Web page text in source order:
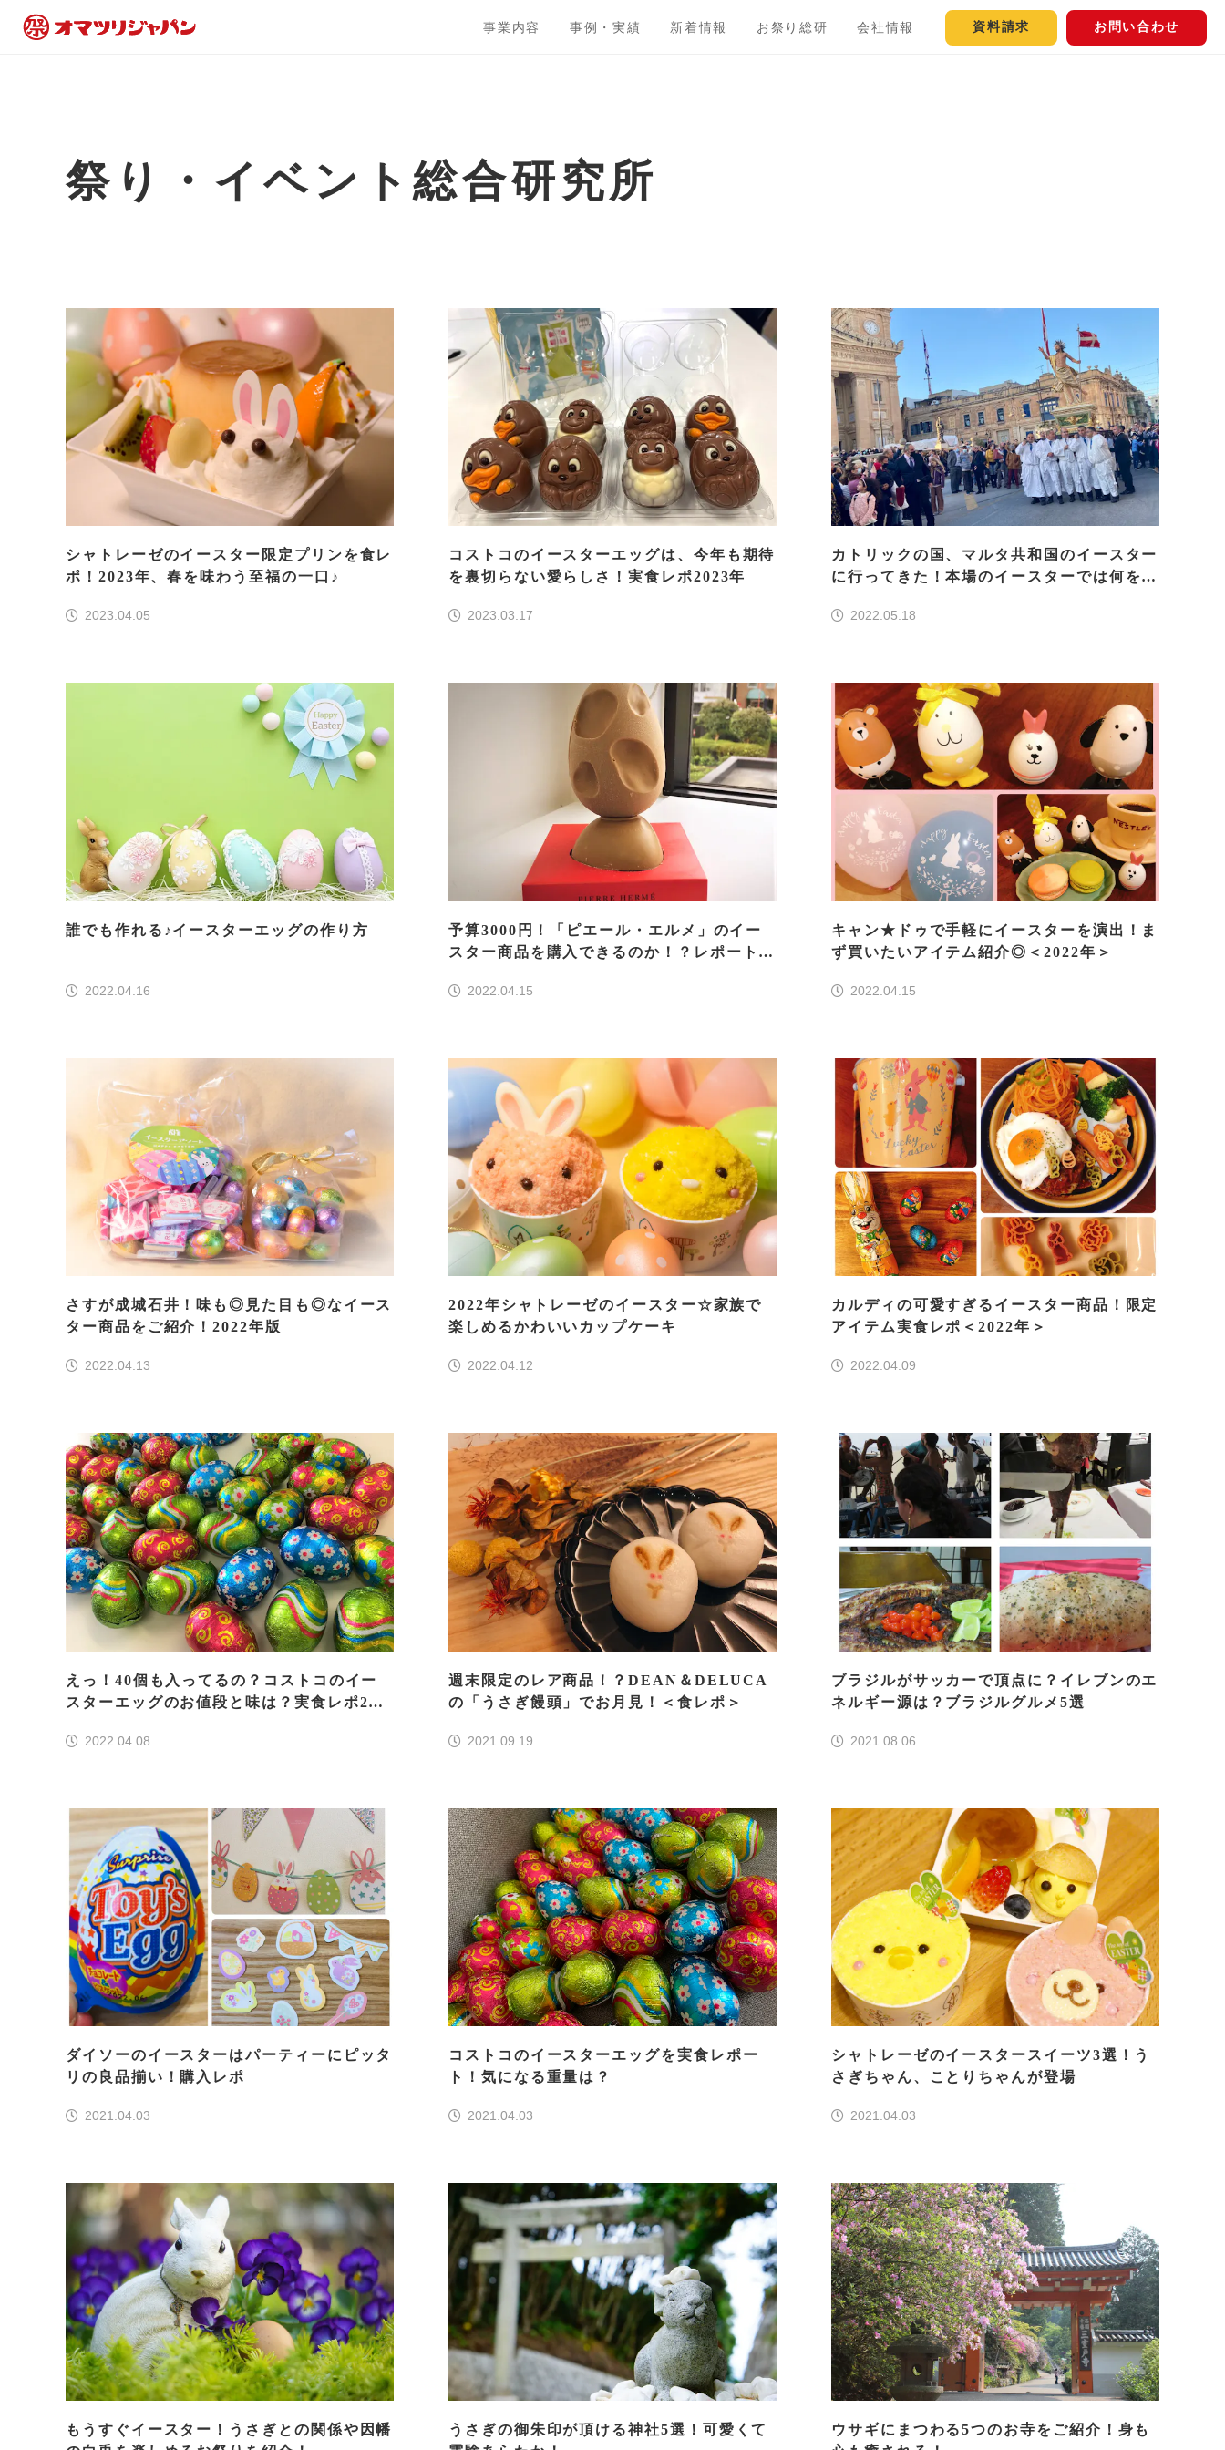
事業内容 事例・実績 新着情報 お祭り総研 会社情報 資料請求 お問い合わせ
祭り・イベント総合研究所
シャトレーゼのイースター限定プリンを食レ
ポ！2023年、春を味わう至福の一口♪
2023.04.05
コストコのイースターエッグは、今年も期待
を裏切らない愛らしさ！実食レポ2023年
2023.03.17
カトリックの国、マルタ共和国のイースター
に行ってきた！本場のイースターでは何をす
2022.05.18
誰でも作れる♪イースターエッグの作り方
2022.04.16
予算3000円！「ピエール・エルメ」のイー
スター商品を購入できるのか！？レポート-2
2022.04.15
キャン★ドゥで手軽にイースターを演出！ま
ず買いたいアイテム紹介◎＜2022年＞
2022.04.15
さすが成城石井！味も◎見た目も◎なイース
ター商品をご紹介！2022年版
2022.04.13
2022年シャトレーゼのイースター☆家族で
楽しめるかわいいカップケーキ
2022.04.12
カルディの可愛すぎるイースター商品！限定
アイテム実食レポ＜2022年＞
2022.04.09
えっ！40個も入ってるの？コストコのイー
スターエッグのお値段と味は？実食レポ202
2022.04.08
週末限定のレア商品！？DEAN＆DELUCA
の「うさぎ饅頭」でお月見！＜食レポ＞
2021.09.19
ブラジルがサッカーで頂点に？イレブンのエ
ネルギー源は？ブラジルグルメ5選
2021.08.06
ダイソーのイースターはパーティーにピッタ
リの良品揃い！購入レポ
2021.04.03
コストコのイースターエッグを実食レポー
ト！気になる重量は？
2021.04.03
シャトレーゼのイースタースイーツ3選！う
さぎちゃん、ことりちゃんが登場
2021.04.03
もうすぐイースター！うさぎとの関係や因幡
うさぎの御朱印が頂ける神社5選！可愛くて
ウサギにまつわる5つのお寺をご紹介！身も